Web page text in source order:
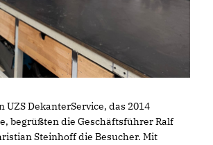
UZS DekanterService, das 2014
begrüßten die Geschäftsführer Ralf
Steinhoff die Besucher. Mit